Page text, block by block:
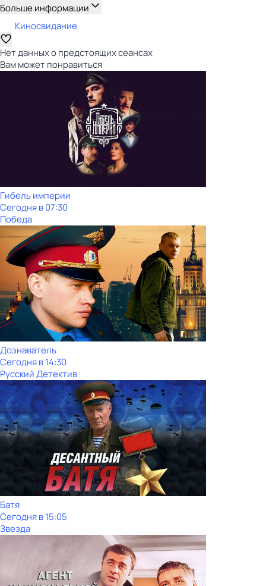
Больше информации
Киносвидание
Нет данных о предстоящих сеансах
Вам может понравиться
Гибель империи
Сегодня в 07:30
Победа
Дознаватель
Сегодня в 14:30
Русский Детектив
Батя
Сегодня в 15:05
Звезда